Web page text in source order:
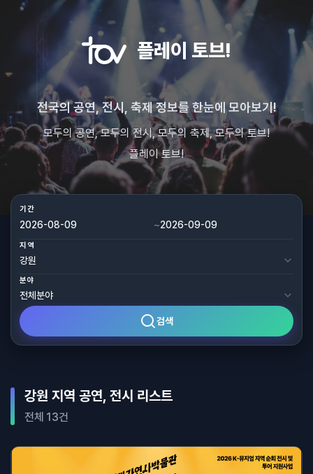
플레이 토브!
전국의 공연, 전시, 축제 정보를 한눈에 모아보기!
모두의 공연, 모두의 전시, 모두의 축제, 모두의 토브!
플레이 토브!
기간
~
지역
분야
검색
강원 지역 공연, 전시 리스트
전체 13건